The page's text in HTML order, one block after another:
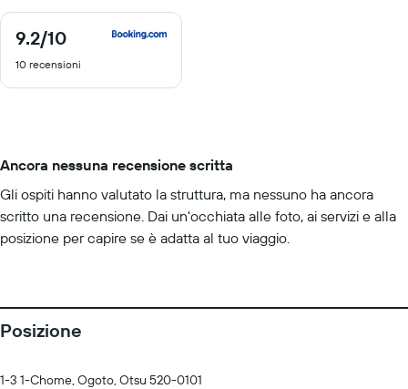
9.2/10
9.2
10
10 recensioni
Ancora nessuna recensione scritta
Gli ospiti hanno valutato la struttura, ma nessuno ha ancora
scritto una recensione. Dai un'occhiata alle foto, ai servizi e alla
posizione per capire se è adatta al tuo viaggio.
Posizione
1-3 1-Chome, Ogoto, Otsu 520-0101